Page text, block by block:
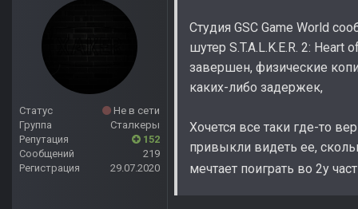
Статус
Не в сети
Группа
Сталкеры
Репутация
152
Сообщений
219
Регистрация
29.07.2020
Студия GSC Game World
шутер S.T.A.L.K.E.R. 2:
завершен, физические
каких-либо задержек,
Хочется все таки где-то
привыкли видеть ее,
мечтает поиграть во 2у